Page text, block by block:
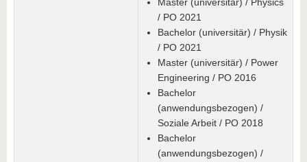
/ PO 2021
Bachelor (universitär) / Physik
/ PO 2021
Master (universitär) / Power
Engineering / PO 2016
Bachelor
(anwendungsbezogen) /
Soziale Arbeit / PO 2018
Bachelor
(anwendungsbezogen) /